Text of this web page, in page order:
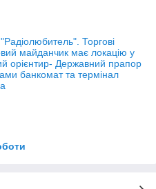
Торгові
майданчик має локацію у
орієнтир- Державний прапор
банкомат та термінал